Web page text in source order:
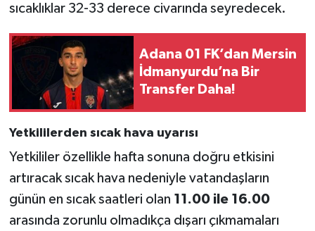
sıcaklıklar 32-33 derece civarında seyredecek.
Adana 01 FK’dan Mersin
İdmanyurdu’na Bir
Transfer Daha!
Yetkililerden sıcak hava uyarısı
Yetkililer özellikle hafta sonuna doğru etkisini
artıracak sıcak hava nedeniyle vatandaşların
günün en sıcak saatleri olan 11.00 ile 16.00
arasında zorunlu olmadıkça dışarı çıkmamaları